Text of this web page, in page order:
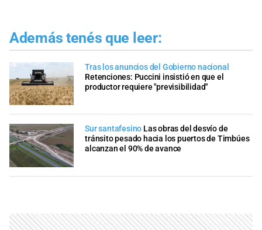
Además tenés que leer:
Tras los anuncios del Gobierno nacional
Retenciones: Puccini insistió en que el
productor requiere "previsibilidad"
Sur santafesino Las obras del desvío de
tránsito pesado hacia los puertos de Timbúes
alcanzan el 90% de avance